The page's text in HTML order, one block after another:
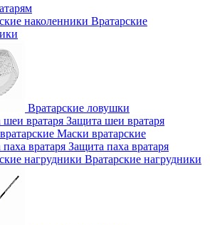
Вратарские
Вратарские ловушки
Защита шеи вратаря
Маски вратарские
Защита паха вратаря
Вратарские нагрудники